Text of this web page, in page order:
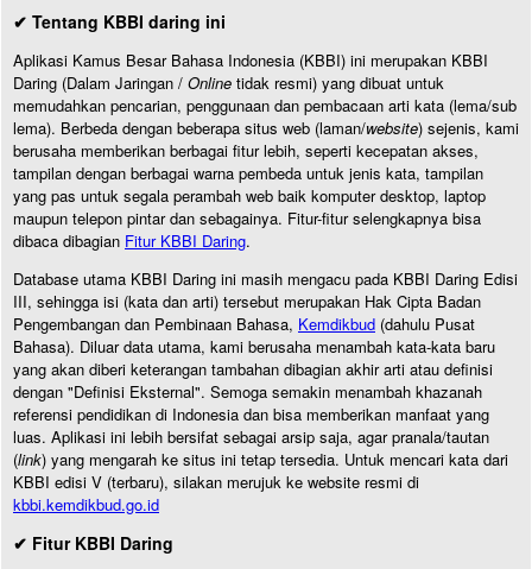
✔ Tentang KBBI daring ini
Aplikasi Kamus Besar Bahasa Indonesia (KBBI) ini merupakan KBBI
Daring (Dalam Jaringan / Online tidak resmi) yang dibuat untuk
memudahkan pencarian, penggunaan dan pembacaan arti kata (lema/sub
lema). Berbeda dengan beberapa situs web (laman/website) sejenis, kami
berusaha memberikan berbagai fitur lebih, seperti kecepatan akses,
tampilan dengan berbagai warna pembeda untuk jenis kata, tampilan
yang pas untuk segala perambah web baik komputer desktop, laptop
maupun telepon pintar dan sebagainya. Fitur-fitur selengkapnya bisa
dibaca dibagian Fitur KBBI Daring.
Database utama KBBI Daring ini masih mengacu pada KBBI Daring Edisi
III, sehingga isi (kata dan arti) tersebut merupakan Hak Cipta Badan
Pengembangan dan Pembinaan Bahasa, Kemdikbud (dahulu Pusat
Bahasa). Diluar data utama, kami berusaha menambah kata-kata baru
yang akan diberi keterangan tambahan dibagian akhir arti atau definisi
dengan "Definisi Eksternal". Semoga semakin menambah khazanah
referensi pendidikan di Indonesia dan bisa memberikan manfaat yang
luas. Aplikasi ini lebih bersifat sebagai arsip saja, agar pranala/tautan
(link) yang mengarah ke situs ini tetap tersedia. Untuk mencari kata dari
KBBI edisi V (terbaru), silakan merujuk ke website resmi di
kbbi.kemdikbud.go.id
✔ Fitur KBBI Daring